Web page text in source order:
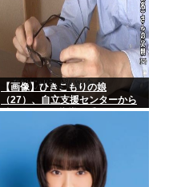
【画像】ひきこもりの娘
（27）、自立支援センターから
酷いスパルタ指導を受けてしま